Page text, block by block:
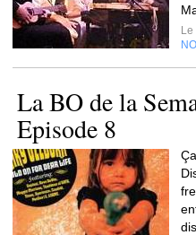
La BO de la
Episode 8